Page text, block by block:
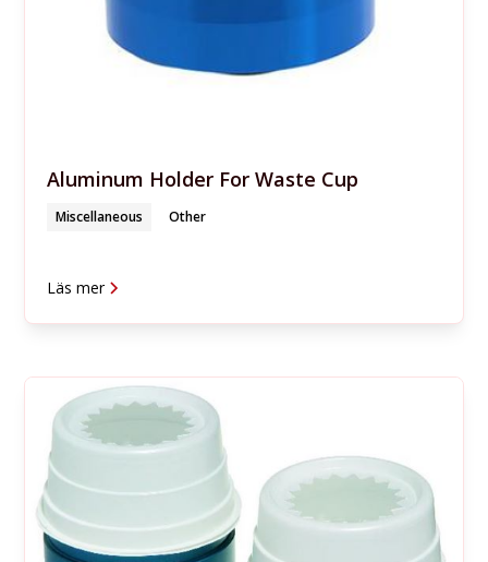
Aluminum Holder For Waste Cup
Miscellaneous Other
Läs mer